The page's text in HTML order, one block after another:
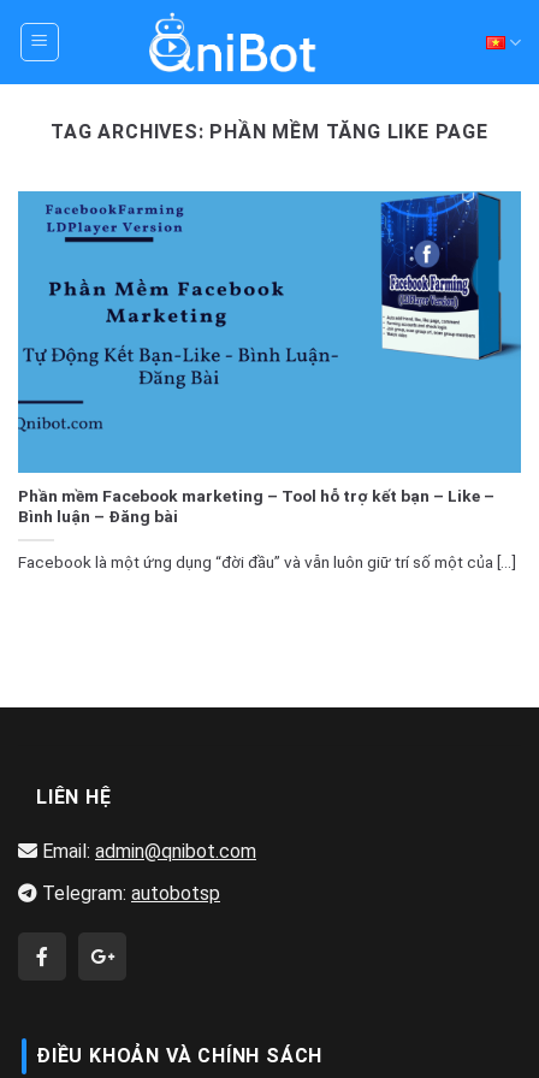
TAG ARCHIVES: PHẦN MỀM TĂNG LIKE PAGE
Phần mềm Facebook marketing – Tool hỗ trợ kết bạn – Like –
Bình luận – Đăng bài
Facebook là một ứng dụng “đời đầu” và vẫn luôn giữ trí số một của [...]
LIÊN HỆ
Email: admin@qnibot.com
Telegram: autobotsp
ĐIỀU KHOẢN VÀ CHÍNH SÁCH